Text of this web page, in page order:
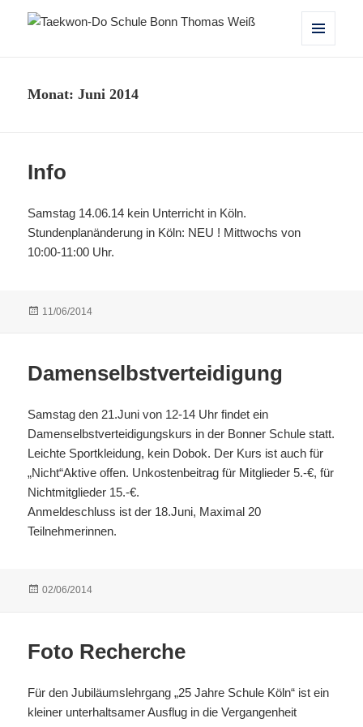
Monat:Juni 2014
Info
Samstag 14.06.14 kein Unterricht in Köln.
Stundenplanänderung in Köln: NEU ! Mittwochs von
10:00-11:00 Uhr.
Veröffentlicht
11/06/2014
Damenselbstverteidigung
Samstag den 21.Juni von 12-14 Uhr findet ein
Damenselbstverteidigungskurs in der Bonner Schule statt.
Leichte Sportkleidung, kein Dobok. Der Kurs ist auch für
„Nicht“Aktive offen. Unkostenbeitrag für Mitglieder 5.-€, für
Nichtmitglieder 15.-€.
Anmeldeschluss ist der 18.Juni, Maximal 20
Teilnehmerinnen.
Veröffentlicht
02/06/2014
Foto Recherche
Für den Jubiläumslehrgang „25 Jahre Schule Köln“ ist ein
kleiner unterhaltsamer Ausflug in die Vergangenheit